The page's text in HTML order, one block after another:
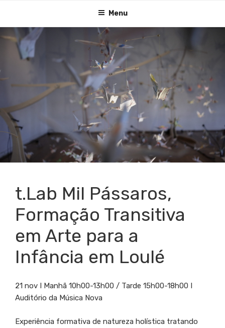
o
conteúdo
Menu
t.Lab Mil Pássaros,
Formação Transitiva
em Arte para a
Infância em Loulé
21 nov I Manhã 10h00-13h00 / Tarde 15h00-18h00 I
Auditório da Música Nova
Experiência formativa de natureza holística tratando